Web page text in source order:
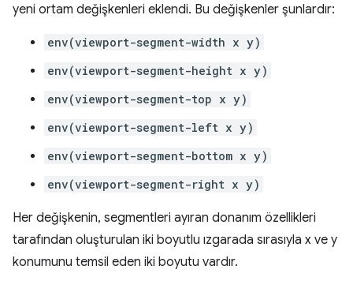
yeni ortam değişkenleri eklendi. Bu değişkenler şunlardır:
env(viewport-segment-width x y)
env(viewport-segment-height x y)
env(viewport-segment-top x y)
env(viewport-segment-left x y)
env(viewport-segment-bottom x y)
env(viewport-segment-right x y)
Her değişkenin, segmentleri ayıran donanım özellikleri
tarafından oluşturulan iki boyutlu ızgarada sırasıyla x ve y
konumunu temsil eden iki boyutu vardır.